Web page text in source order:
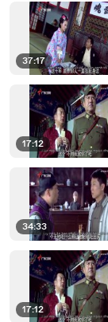
37:17
17:12
34:33
17:12